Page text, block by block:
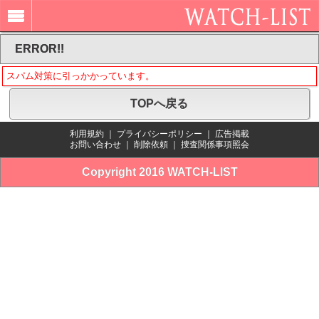
ERROR!!
スパム対策に引っかかっています。
TOPへ戻る
利用規約 プライバシーポリシー
広告掲載
お問い合わせ
削除依頼 捜査関係事項照会
Copyright 2016 WATCH-LIST